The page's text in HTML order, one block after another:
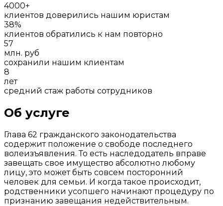
4000+
клиентов доверились нашим юристам
38%
клиентов обратились к нам повторно
57
млн. руб
сохранили нашим клиентам
8
лет
средний стаж работы сотрудников
Об услуге
Глава 62 гражданского законодательства
содержит положение о свободе последнего
волеизъявления. То есть наследодатель вправе
завещать свое имущество абсолютно любому
лицу, это может быть совсем посторонний
человек для семьи. И когда такое происходит,
родственники усопшего начинают процедуру по
признанию завещания недействительным.